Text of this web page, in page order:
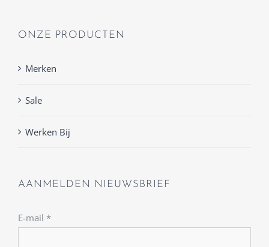
ONZE PRODUCTEN
Merken
Sale
Werken Bij
AANMELDEN NIEUWSBRIEF
E-mail *